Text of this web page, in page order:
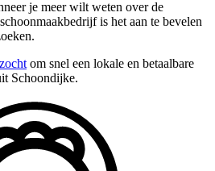
je meer wilt weten over de
is het aan te bevelen
om snel een lokale en betaalbare
Schoondijke.